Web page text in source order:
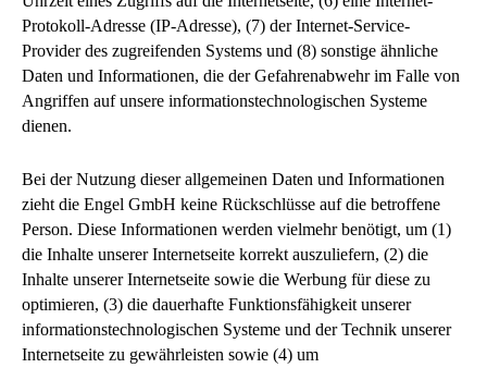
Protokoll-Adresse (IP-Adresse), (7) der Internet-Service-
Provider des zugreifenden Systems und (8) sonstige ähnliche
Daten und Informationen, die der Gefahrenabwehr im Falle von
Angriffen auf unsere informationstechnologischen Systeme
dienen.
Bei der Nutzung dieser allgemeinen Daten und Informationen
zieht die Engel GmbH keine Rückschlüsse auf die betroffene
Person. Diese Informationen werden vielmehr benötigt, um (1)
die Inhalte unserer Internetseite korrekt auszuliefern, (2) die
Inhalte unserer Internetseite sowie die Werbung für diese zu
optimieren, (3) die dauerhafte Funktionsfähigkeit unserer
informationstechnologischen Systeme und der Technik unserer
Internetseite zu gewährleisten sowie (4) um